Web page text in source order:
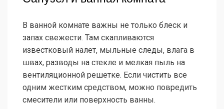
В ванной комнате важны не только блеск и
запах свежести. Там скапливаются
известковый налет, мыльные следы, влага в
швах, разводы на стекле и мелкая пыль на
вентиляционной решетке. Если чистить все
одним жестким средством, можно повредить
смесители или поверхность ванны.